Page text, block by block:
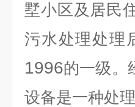
墅小区及居民
污水处理处理
1996的一级。
设备是一种处